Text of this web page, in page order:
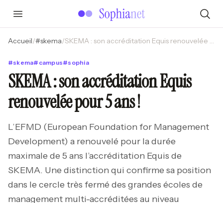
Accueil/#skema/ SKEMA : son accréditation Equis renouvelée pour 5 ans !
#skema# campus#sophia
SKEMA : son accréditation Equis
renouvelée pour 5 ans !
L’EFMD (European Foundation for Management
Development) a renouvelé pour la durée
maximale de 5 ans l’accréditation Equis de
SKEMA. Une distinction qui confirme sa position
dans le cercle très fermé des grandes écoles de
management multi-accréditées au niveau